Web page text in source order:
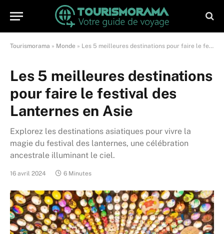
Tourismorama » Monde » Les 5 meilleures destinations pour faire le festival des Lanternes en Asie
Les 5 meilleures destinations
pour faire le festival des
Lanternes en Asie
Explorez les destinations asiatiques pour vivre la
magie du festival des lanternes, une célébration
ancestrale illuminant le ciel.
16 avril 2024 6 Minutes